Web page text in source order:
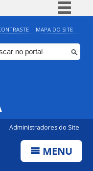
Simplifique!
Comunica BR
Participe
MAPA DO SITE
Administradores do Site
MENU